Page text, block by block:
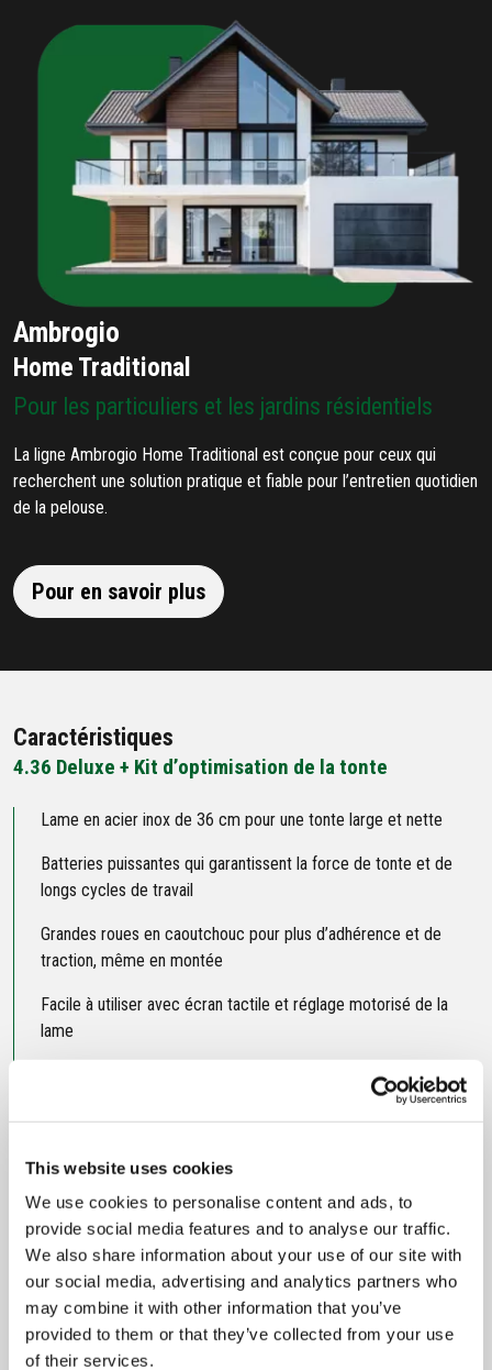
This website uses cookies
We use cookies to personalise content and ads, to
provide social media features and to analyse our traffic.
We also share information about your use of our site with
our social media, advertising and analytics partners who
may combine it with other information that you’ve
provided to them or that they’ve collected from your use
of their services.
Ambrogio
Home Traditional
Pour les particuliers et les jardins résidentiels
La ligne Ambrogio Home Traditional est conçue pour ceux qui
recherchent une solution pratique et fiable pour l’entretien quotidien
de la pelouse.
Pour en savoir plus
Caractéristiques
4.36 Deluxe + Kit d’optimisation de la tonte
Lame en acier inox de 36 cm pour une tonte large et nette
Batteries puissantes qui garantissent la force de tonte et de
longs cycles de travail
Grandes roues en caoutchouc pour plus d’adhérence et de
traction, même en montée
Facile à utiliser avec écran tactile et réglage motorisé de la
lame
Autonettoyage de la lame et sous le carter
Gestion de terrains irréguliers grâce à l’articulation centrale
Fiche technique
Puissance